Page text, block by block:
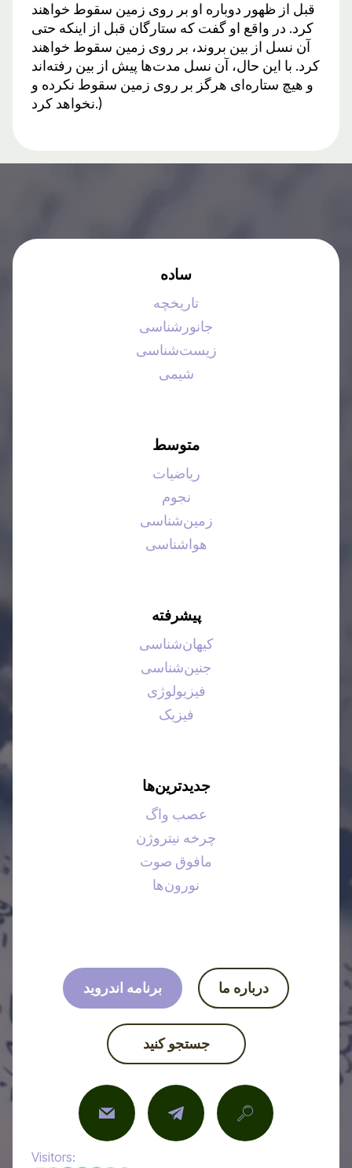
قبل از ظهور دوباره او بر روی زمین سقوط خواهند
کرد. در واقع او گفت که ستارگان قبل از اینکه حتی
آن نسل از بین بروند، بر روی زمین سقوط خواهند
کرد. با این حال، آن نسل مدت‌ها پیش از بین رفته‌اند
و هیچ ستاره‌ای هرگز بر روی زمین سقوط نکرده و
نخواهد کرد.)
ساده
تاریخچه
جانورشناسی
زیست‌شناسی
شیمی
متوسط
ریاضیات
نجوم
زمین‌شناسی
هواشناسی
پیشرفته
کیهان‌شناسی
جنین‌شناسی
فیزیولوژی
فیزیک
جدیدترین‌ها
عصب واگ
چرخه نیتروژن
مافوق صوت
نورون‌ها
برنامه اندروید درباره ما
جستجو کنید
Visitors: